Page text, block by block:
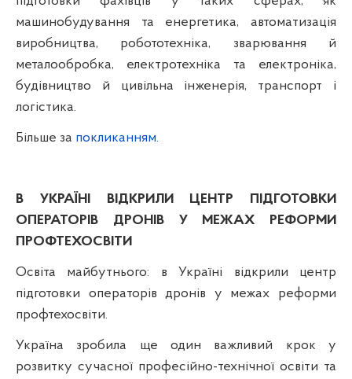
машинобудування та енергетика, автоматизація
виробництва, робототехніка, зварювання й
металообробка, електротехніка та електроніка,
будівництво й цивільна інженерія, транспорт і
логістика.
Більше за покликанням.
В УКРАЇНІ ВІДКРИЛИ ЦЕНТР ПІДГОТОВКИ
ОПЕРАТОРІВ ДРОНІВ У МЕЖАХ РЕФОРМИ
ПРОФТЕХОСВІТИ
Освіта майбутнього: в Україні відкрили центр
підготовки операторів дронів у межах реформи
профтехосвіти.
Україна зробила ще один важливий крок у
розвитку сучасної професійно-технічної освіти та